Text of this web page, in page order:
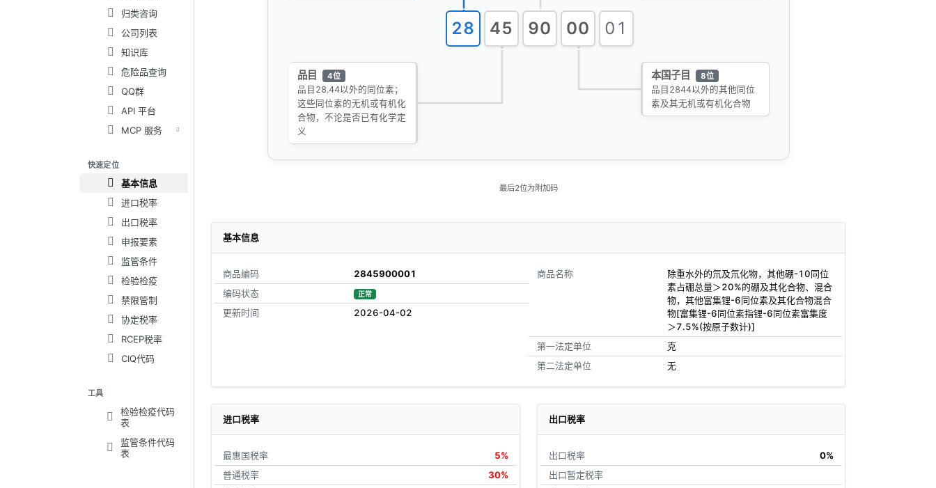
归类咨询
公司列表
知识库
危险品查询
QQ群
API 平台
MCP 服务
快速定位
基本信息
进口税率
出口税率
申报要素
监管条件
检验检疫
禁限管制
协定税率
RCEP税率
CIQ代码
工具
检验检疫代码
表
监管条件代码
表
28 45 90 00 01
品目 4位
品目28.44以外的同位素；
这些同位素的无机或有机化
合物，不论是否已有化学定
义
本国子目 8位
品目2844以外的其他同位
素及其无机或有机化合物
最后2位为附加码
基本信息
商品编码
2845900001
编码状态
正常
更新时间 2026-04-02
商品名称
除重水外的氘及氘化物，其他硼-10同位
素占硼总量＞20%的硼及其化合物、混合
物，其他富集锂-6同位素及其化合物混合
物[富集锂-6同位素指锂-6同位素富集度
＞7.5%(按原子数计)]
第一法定单位
克
第二法定单位
无
进口税率
最惠国税率
5%
普通税率
30%
出口税率
出口税率
0%
出口暂定税率